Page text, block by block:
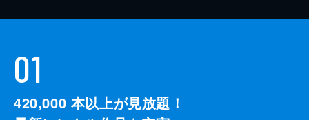
01
420,000 本以上が見放題！